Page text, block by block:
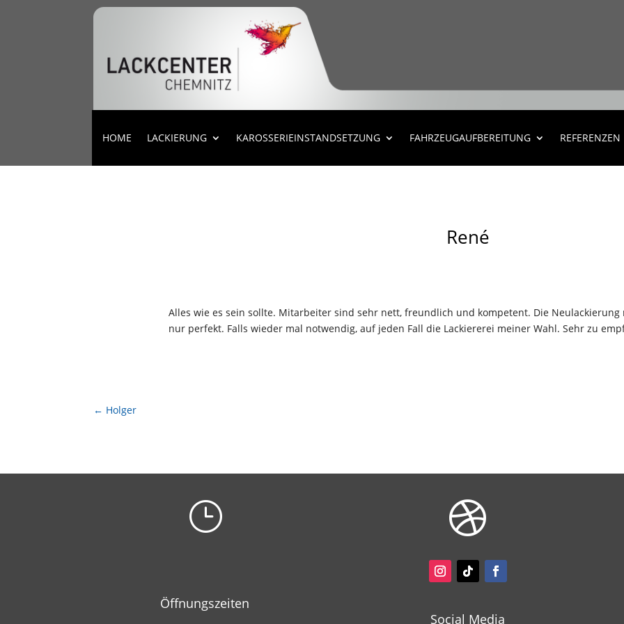
HOME LACKIERUNG KAROSSERIEINSTANDSETZUNG FAHRZEUGAUFBEREITUNG REFERENZEN
René
Alles wie es sein sollte. Mitarbeiter sind sehr nett, freundlich und kompetent. Die
nur perfekt. Falls wieder mal notwendig, auf jeden Fall die Lackiererei meiner Wahl. Sehr zu
← Holger
}
Öffnungszeiten

Social Media